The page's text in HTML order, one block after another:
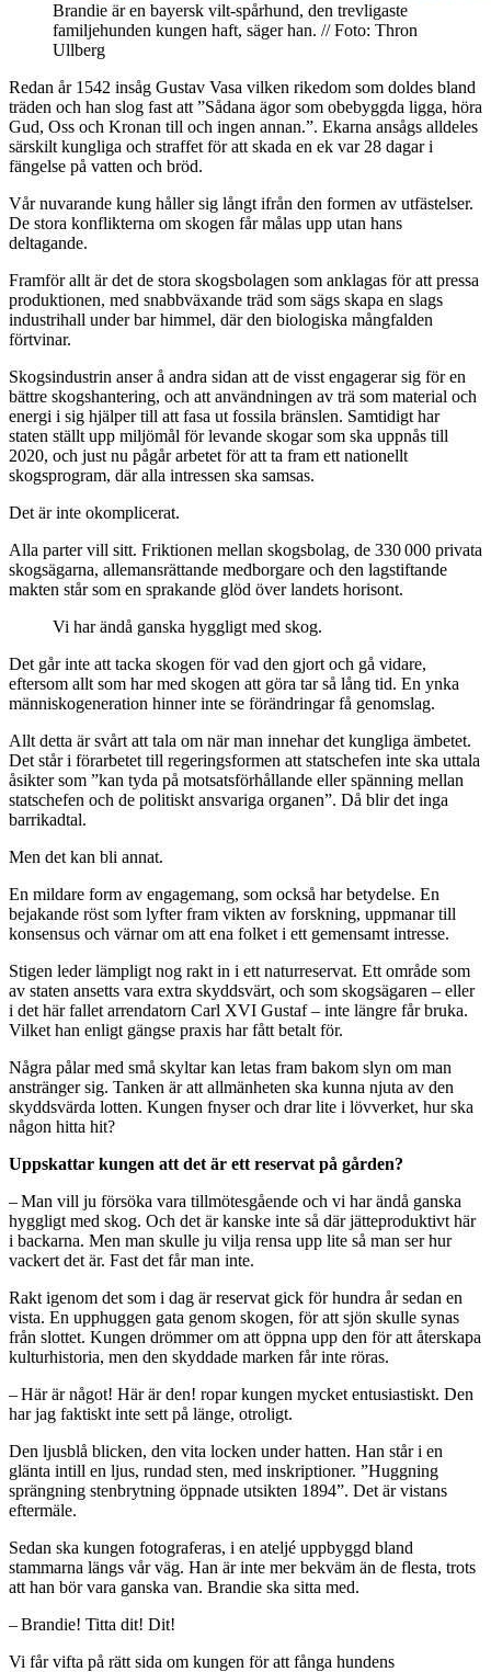
Brandie är en bayersk vilt-spårhund, den trevligaste
familjehunden kungen haft, säger han. // Foto: Thron
Ullberg
Redan år 1542 insåg Gustav Vasa vilken rikedom som doldes bland
träden och han slog fast att ”Sådana ägor som obebyggda ligga, höra
Gud, Oss och Kronan till och ingen annan.”. Ekarna ansågs alldeles
särskilt kungliga och straffet för att skada en ek var 28 dagar i
fängelse på vatten och bröd.
Vår nuvarande kung håller sig långt ifrån den formen av utfästelser.
De stora konflikterna om skogen får målas upp utan hans
deltagande.
Framför allt är det de stora skogsbolagen som anklagas för att pressa
produktionen, med snabbväxande träd som sägs skapa en slags
industrihall under bar himmel, där den biologiska mångfalden
förtvinar.
Skogsindustrin anser å andra sidan att de visst engagerar sig för en
bättre skogshantering, och att användningen av trä som material och
energi i sig hjälper till att fasa ut fossila bränslen. Samtidigt har
staten ställt upp miljömål för levande skogar som ska uppnås till
2020, och just nu pågår arbetet för att ta fram ett nationellt
skogsprogram, där alla intressen ska samsas.
Det är inte okomplicerat.
Alla parter vill sitt. Friktionen mellan skogsbolag, de 330 000 privata
skogsägarna, allemansrättande medborgare och den lagstiftande
makten står som en sprakande glöd över landets horisont.
Vi har ändå ganska hyggligt med skog.
Det går inte att tacka skogen för vad den gjort och gå vidare,
eftersom allt som har med skogen att göra tar så lång tid. En ynka
människogeneration hinner inte se förändringar få genomslag.
Allt detta är svårt att tala om när man innehar det kungliga ämbetet.
Det står i förarbetet till regeringsformen att statschefen inte ska uttala
åsikter som ”kan tyda på motsatsförhållande eller spänning mellan
statschefen och de politiskt ansvariga organen”. Då blir det inga
barrikadtal.
Men det kan bli annat.
En mildare form av engagemang, som också har betydelse. En
bejakande röst som lyfter fram vikten av forskning, uppmanar till
konsensus och värnar om att ena folket i ett gemensamt intresse.
Stigen leder lämpligt nog rakt in i ett naturreservat. Ett område som
av staten ansetts vara extra skyddsvärt, och som skogsägaren – eller
i det här fallet arrendatorn Carl XVI Gustaf – inte längre får bruka.
Vilket han enligt gängse praxis har fått betalt för.
Några pålar med små skyltar kan letas fram bakom slyn om man
anstränger sig. Tanken är att allmänheten ska kunna njuta av den
skyddsvärda lotten. Kungen fnyser och drar lite i lövverket, hur ska
någon hitta hit?
Uppskattar kungen att det är ett reservat på gården?
– Man vill ju försöka vara tillmötesgående och vi har ändå ganska
hyggligt med skog. Och det är kanske inte så där jätteproduktivt här
i backarna. Men man skulle ju vilja rensa upp lite så man ser hur
vackert det är. Fast det får man inte.
Rakt igenom det som i dag är reservat gick för hundra år sedan en
vista. En upphuggen gata genom skogen, för att sjön skulle synas
från slottet. Kungen drömmer om att öppna upp den för att återskapa
kulturhistoria, men den skyddade marken får inte röras.
– Här är något! Här är den! ropar kungen mycket entusiastiskt. Den
har jag faktiskt inte sett på länge, otroligt.
Den ljusblå blicken, den vita locken under hatten. Han står i en
glänta intill en ljus, rundad sten, med inskriptioner. ”Huggning
sprängning stenbrytning öppnade utsikten 1894”. Det är vistans
eftermäle.
Sedan ska kungen fotograferas, i en ateljé uppbyggd bland
stammarna längs vår väg. Han är inte mer bekväm än de flesta, trots
att han bör vara ganska van. Brandie ska sitta med.
– Brandie! Titta dit! Dit!
Vi får vifta på rätt sida om kungen för att fånga hundens